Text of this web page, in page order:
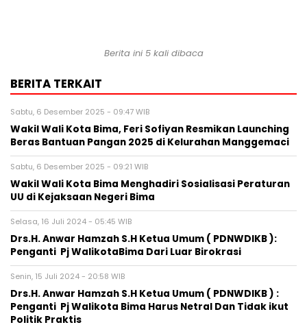
Berita ini 5 kali dibaca
BERITA TERKAIT
Sabtu, 6 Desember 2025 - 09:47 WIB
Wakil Wali Kota Bima, Feri Sofiyan Resmikan Launching
Beras Bantuan Pangan 2025 di Kelurahan Manggemaci
Sabtu, 6 Desember 2025 - 09:21 WIB
Wakil Wali Kota Bima Menghadiri Sosialisasi Peraturan
UU di Kejaksaan Negeri Bima
Selasa, 16 Juli 2024 - 05:45 WIB
Drs.H. Anwar Hamzah S.H Ketua Umum ( PDNWDIKB ):
Penganti Pj WalikotaBima Dari Luar Birokrasi
Senin, 15 Juli 2024 - 20:58 WIB
Drs.H. Anwar Hamzah S.H Ketua Umum ( PDNWDIKB ) :
Penganti Pj Walikota Bima Harus Netral Dan Tidak ikut
Politik Praktis